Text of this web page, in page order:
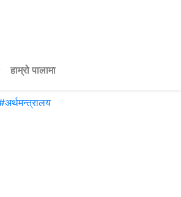
हाम्रो पालामा
अर्थमन्त्रालय